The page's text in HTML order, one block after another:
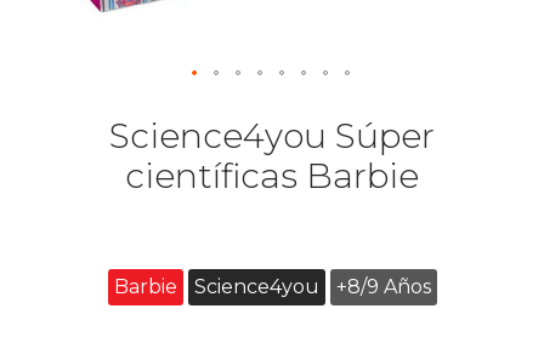
Science4you Súper
científicas Barbie
Barbie Science4you +8/9 Años